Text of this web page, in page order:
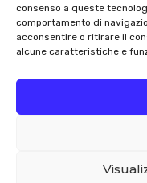
consenso a queste
comportamento di
acconsentire o ritirare il
alcune caratteristiche e
CopyrightAZ Agri.
Contatti